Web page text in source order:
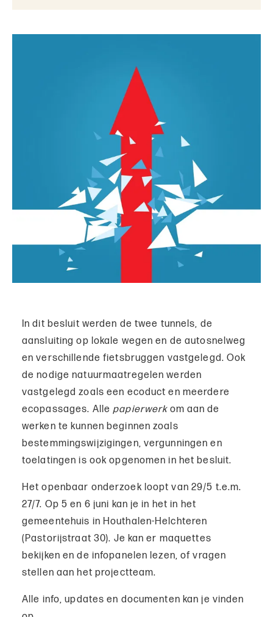
In dit besluit werden de twee tunnels, de
aansluiting op lokale wegen en de autosnelweg
en verschillende fietsbruggen vastgelegd. Ook
de nodige natuurmaatregelen werden
vastgelegd zoals een ecoduct en meerdere
ecopassages. Allepapierwerk om aan de
werken te kunnen beginnen zoals
bestemmingswijzigingen, vergunningen en
toelatingen is ook opgenomen in het besluit.
Het openbaar onderzoek loopt van 29/5 t.e.m.
27/7. Op 5 en 6 juni kan je in het in het
gemeentehuis in Houthalen-Helchteren
(Pastorijstraat 30). Je kan er maquettes
bekijken en de infopanelen lezen, of vragen
stellen aan het projectteam.
Alle info, updates en documenten kan je vinden